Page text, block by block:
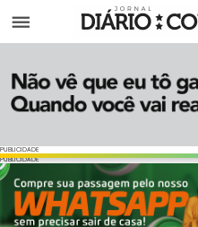
Menu
PUBLICIDADE
PUBLICIDADE